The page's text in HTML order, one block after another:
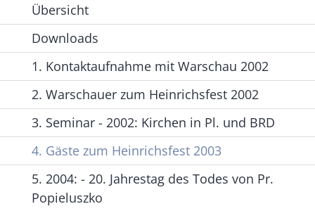
Übersicht
Downloads
1. Kontaktaufnahme mit Warschau 2002
2. Warschauer zum Heinrichsfest 2002
3. Seminar - 2002: Kirchen in Pl. und BRD
4. Gäste zum Heinrichsfest 2003
5. 2004: - 20. Jahrestag des Todes von Pr.
Popieluszko